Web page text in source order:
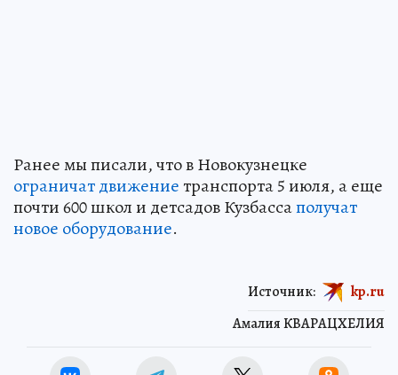
Ранее мы писали, что в Новокузнецке
ограничат движениетранспорта 5 июля, а еще
почти 600 школ и детсадов Кузбассаполучат
новое оборудование.
Амалия КВАРАЦХЕЛИЯ
Источник: kp.ru